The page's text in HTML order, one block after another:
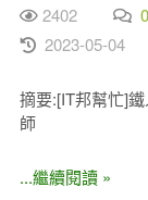
2402 0
2023-05-04
摘要:[IT邦幫忙]
師
...繼續閱讀 »